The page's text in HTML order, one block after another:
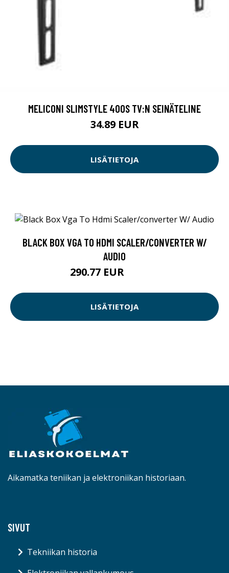
MELICONI SLIMSTYLE 400S TV:N SEINÄTELINE
34.89 EUR
LISÄTIETOJA
BLACK BOX VGA TO HDMI SCALER/CONVERTER W/
AUDIO
290.77 EUR
LISÄTIETOJA
Aikamatka teniikan ja elektroniikan historiaan.
SIVUT
Tekniikan historia